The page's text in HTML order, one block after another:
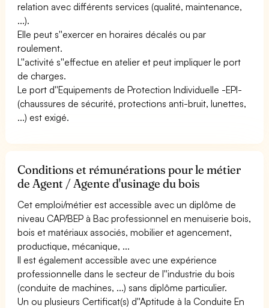
relation avec différents services (qualité, maintenance,
...).
Elle peut s''exercer en horaires décalés ou par
roulement.
L''activité s''effectue en atelier et peut impliquer le port
de charges.
Le port d''Equipements de Protection Individuelle -EPI-
(chaussures de sécurité, protections anti-bruit, lunettes,
...) est exigé.
Conditions et rémunérations pour le métier
de Agent / Agente d'usinage du bois
Cet emploi/métier est accessible avec un diplôme de
niveau CAP/BEP à Bac professionnel en menuiserie bois,
bois et matériaux associés, mobilier et agencement,
productique, mécanique, ...
Il est également accessible avec une expérience
professionnelle dans le secteur de l''industrie du bois
(conduite de machines, ...) sans diplôme particulier.
Un ou plusieurs Certificat(s) d''Aptitude à la Conduite En